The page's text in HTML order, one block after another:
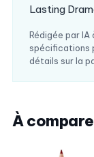
Lasting
Rédigée par
spécifications
détails sur la
À